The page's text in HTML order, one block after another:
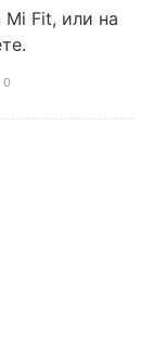
Fit, или на
0